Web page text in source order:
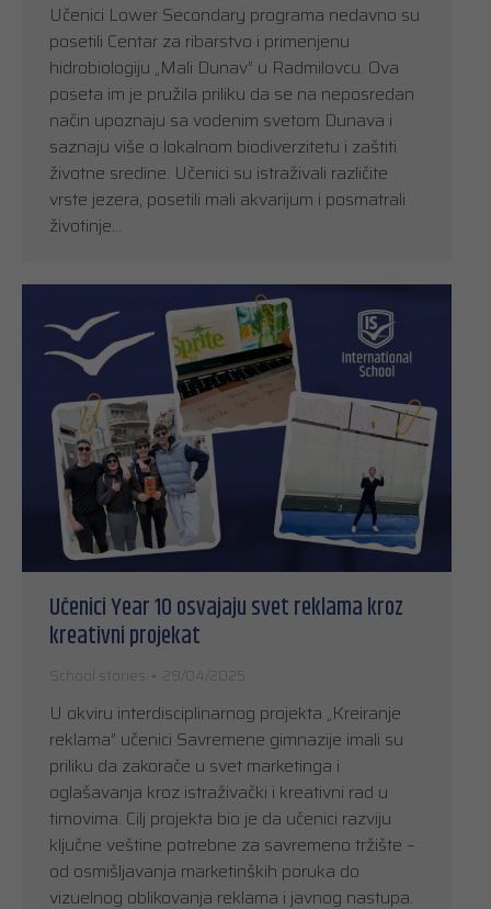
Učenici Lower Secondary programa nedavno su
posetili Centar za ribarstvo i primenjenu
hidrobiologiju „Mali Dunav” u Radmilovcu. Ova
poseta im je pružila priliku da se na neposredan
način upoznaju sa vodenim svetom Dunava i
saznaju više o lokalnom biodiverzitetu i zaštiti
životne sredine. Učenici su istraživali različite
vrste jezera, posetili mali akvarijum i posmatrali
životinje…
Učenici Year 10 osvajaju svet reklama kroz
kreativni projekat
School stories 29/04/2025
U okviru interdisciplinarnog projekta „Kreiranje
reklama” učenici Savremene gimnazije imali su
priliku da zakorače u svet marketinga i
oglašavanja kroz istraživački i kreativni rad u
timovima. Cilj projekta bio je da učenici razviju
ključne veštine potrebne za savremeno tržište –
od osmišljavanja marketinških poruka do
vizuelnog oblikovanja reklama i javnog nastupa.